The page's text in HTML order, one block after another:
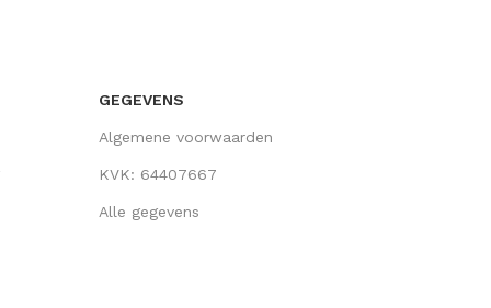
GEGEVENS
Algemene voorwaarden
KVK: 64407667
Alle gegevens